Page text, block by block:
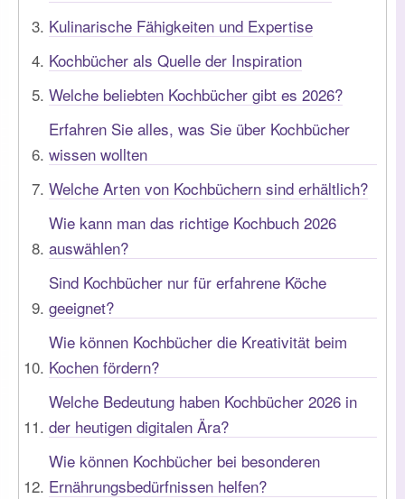
Kulinarische Fähigkeiten und Expertise
Kochbücher als Quelle der Inspiration
Welche beliebten Kochbücher gibt es 2026?
Erfahren Sie alles, was Sie über Kochbücher
wissen wollten
Welche Arten von Kochbüchern sind erhältlich?
Wie kann man das richtige Kochbuch 2026
auswählen?
Sind Kochbücher nur für erfahrene Köche
geeignet?
Wie können Kochbücher die Kreativität beim
Kochen fördern?
Welche Bedeutung haben Kochbücher 2026 in
der heutigen digitalen Ära?
Wie können Kochbücher bei besonderen
Ernährungsbedürfnissen helfen?